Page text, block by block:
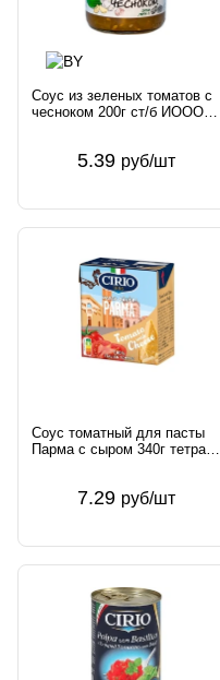
Соус из зеленых томатов с
чесноком 200г ст/б ИООО
5.39 руб/шт
Соус томатный для пасты
Парма с сыром 340г тетра-
7.29 руб/шт